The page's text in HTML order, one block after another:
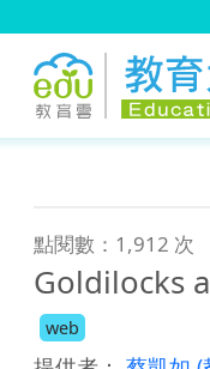
點閱數：1,912 次
Goldilocks
web